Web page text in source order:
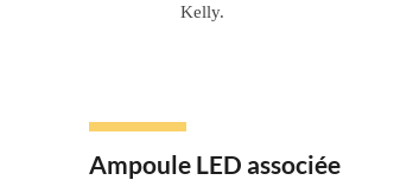
Kelly.
Ampoule LED associée